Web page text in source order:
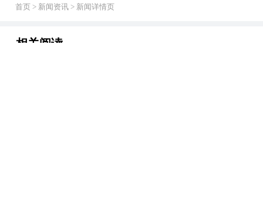
首页> 新闻资讯> 新闻详情页
相关阅读